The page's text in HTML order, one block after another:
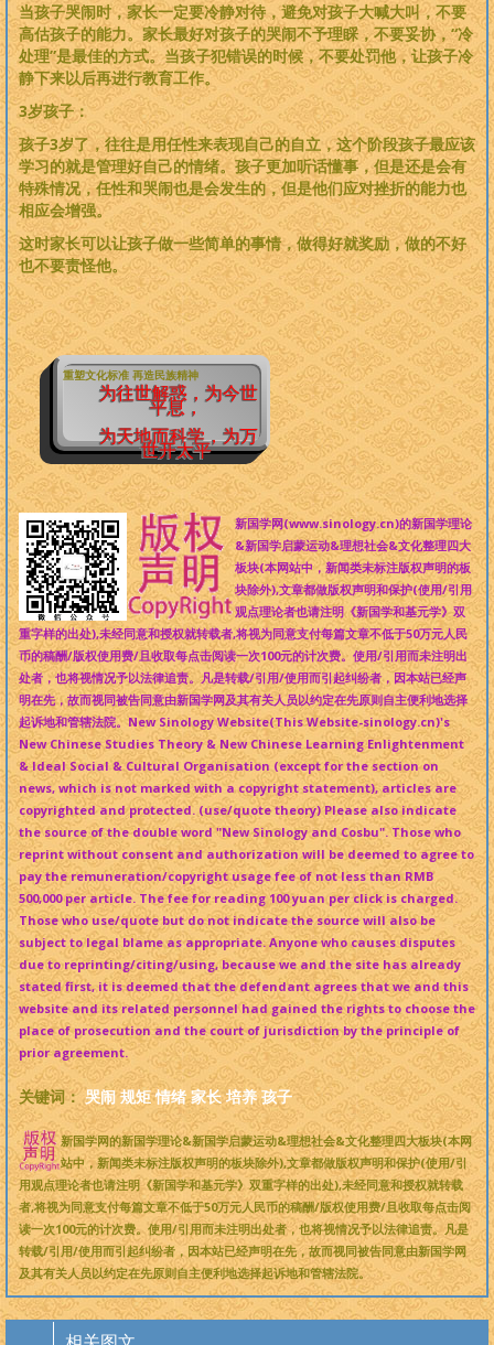
当孩子哭闹时，家长一定要冷静对待，避免对孩子大喊大叫，不要
高估孩子的能力。家长最好对孩子的哭闹不予理睬，不要妥协，“冷
处理”是最佳的方式。当孩子犯错误的时候，不要处罚他，让孩子冷
静下来以后再进行教育工作。
3岁孩子：
孩子3岁了，往往是用任性来表现自己的自立，这个阶段孩子最应该
学习的就是管理好自己的情绪。孩子更加听话懂事，但是还是会有
特殊情况，任性和哭闹也是会发生的，但是他们应对挫折的能力也
相应会增强。
这时家长可以让孩子做一些简单的事情，做得好就奖励，做的不好
也不要责怪他。
重塑文化标准 再造民族精神
为往世解惑，为今世
平息，
为天地而科学，为万
世开太平
新国学网(www.sinology.cn)的新国学理论
&新国学启蒙运动&理想社会&文化整理四大
板块(本网站中，新闻类未标注版权声明的板
块除外),文章都做版权声明和保护(使用/引用
观点理论者也请注明《新国学和基元学》双
重字样的出处),未经同意和授权就转载者,将视为同意支付每篇文章不低于50万元人民
币的稿酬/版权使用费/且收取每点击阅读一次100元的计次费。使用/引用而未注明出
处者，也将视情况予以法律追责。凡是转载/引用/使用而引起纠纷者，因本站已经声
明在先，故而视同被告同意由新国学网及其有关人员以约定在先原则自主便利地选择
起诉地和管辖法院。New Sinology Website(This Website-sinology.cn)'s
New Chinese Studies Theory & New Chinese Learning Enlightenment
& Ideal Social & Cultural Organisation (except for the section on
news, which is not marked with a copyright statement), articles are
copyrighted and protected. (use/quote theory) Please also indicate
the source of the double word "New Sinology and Cosbu". Those who
reprint without consent and authorization will be deemed to agree to
pay the remuneration/copyright usage fee of not less than RMB
500,000 per article. The fee for reading 100 yuan per click is charged.
Those who use/quote but do not indicate the source will also be
subject to legal blame as appropriate. Anyone who causes disputes
due to reprinting/citing/using, because we and the site has already
stated first, it is deemed that the defendant agrees that we and this
website and its related personnel had gained the rights to choose the
place of prosecution and the court of jurisdiction by the principle of
prior agreement.
关键词： 哭闹 规矩 情绪 家长 培养 孩子
新国学网的新国学理论&新国学启蒙运动&理想社会&文化整理四大板块(本网
站中，新闻类未标注版权声明的板块除外),文章都做版权声明和保护(使用/引
用观点理论者也请注明《新国学和基元学》双重字样的出处),未经同意和授权就转载
者,将视为同意支付每篇文章不低于50万元人民币的稿酬/版权使用费/且收取每点击阅
读一次100元的计次费。使用/引用而未注明出处者，也将视情况予以法律追责。凡是
转载/引用/使用而引起纠纷者，因本站已经声明在先，故而视同被告同意由新国学网
及其有关人员以约定在先原则自主便利地选择起诉地和管辖法院。